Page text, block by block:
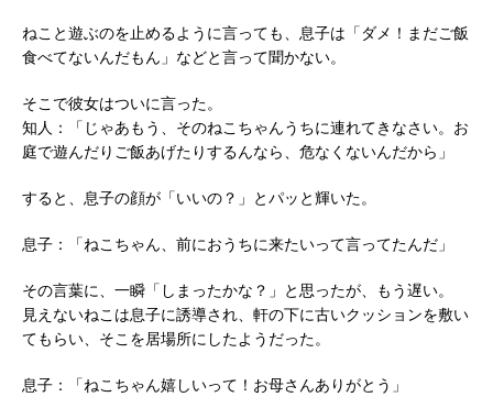
ねこと遊ぶのを止めるように言っても、息子は「ダメ！まだご飯
食べてないんだもん」などと言って聞かない。
そこで彼女はついに言った。
知人：「じゃあもう、そのねこちゃんうちに連れてきなさい。お
庭で遊んだりご飯あげたりするんなら、危なくないんだから」
すると、息子の顔が「いいの？」とパッと輝いた。
息子：「ねこちゃん、前におうちに来たいって言ってたんだ」
その言葉に、一瞬「しまったかな？」と思ったが、もう遅い。
見えないねこは息子に誘導され、軒の下に古いクッションを敷い
てもらい、そこを居場所にしたようだった。
息子：「ねこちゃん嬉しいって！お母さんありがとう」